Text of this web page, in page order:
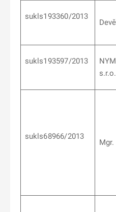
sukls193360/2013
sukls193597/2013
s.r.o.
sukls68966/2013
M